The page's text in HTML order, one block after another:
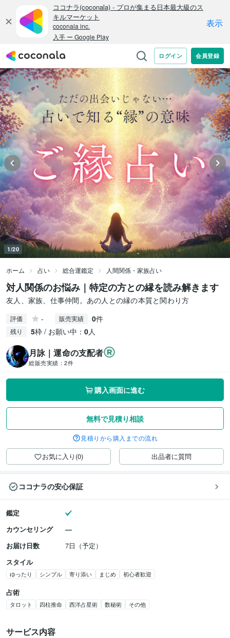
1/20
ホーム 占い 総合運鑑定 人間関係・家族占い
対人関係のお悩み｜特定の方との縁を読み解きます
友人、家族、仕事仲間。あの人との縁の本質と関わり方
評価 - 販売実績 0件
残り 5枠 / お願い中： 0人
月詠｜運命の支配者
総販売実績： 2件
購入画面に進む
無料で見積り相談
見積りから購入までの流れ
お気に入り(0) 出品者に質問
ココナラの安心保証
鑑定
カウンセリング
お届け日数
7日（予定）
スタイル
ゆったり シンプル 寄り添い まじめ 初心者歓迎
占術
タロット 四柱推命 西洋占星術 数秘術 その他
サービス内容